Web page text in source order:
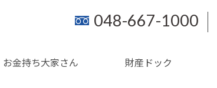
048-667-1000
お金持ち大家さん 財産ドック